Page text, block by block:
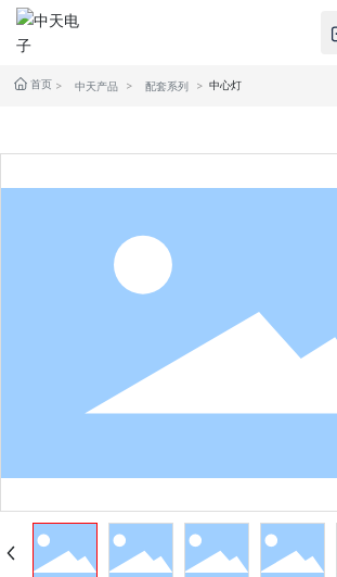
首页
产品中心
首页 中天产品 配套系列 中心灯